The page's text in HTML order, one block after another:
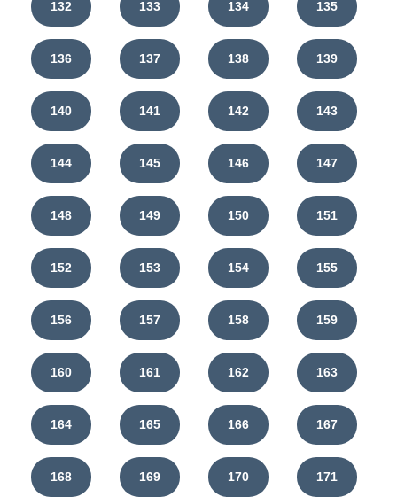
132 133 134 135
136 137 138 139
140 141 142 143
144 145 146 147
148 149 150 151
152 153 154 155
156 157 158 159
160 161 162 163
164 165 166 167
168 169 170 171